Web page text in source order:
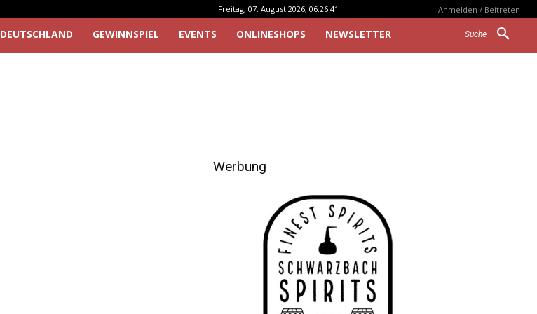
Freitag, 07. August 2026, 06:26:41 Anmelden / Beitreten
Suche
DEUTSCHLAND GEWINNSPIEL EVENTS ONLINESHOPS NEWSLETTER
Werbung